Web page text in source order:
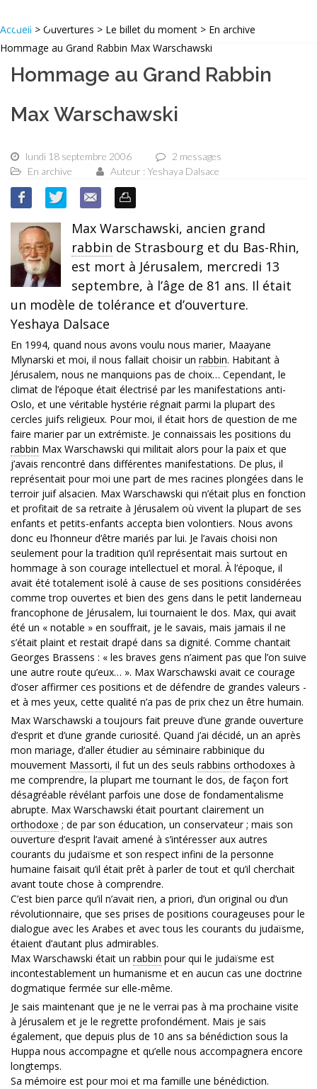
Accueil > Ouvertures > Le billet du moment > En archive
Hommage au Grand Rabbin Max Warschawski
Hommage au Grand Rabbin
Max Warschawski
lundi 18 septembre 2006
2 messages
En archive
Auteur : Yeshaya Dalsace
Max Warschawski, ancien grand
rabbin de Strasbourg et du Bas-Rhin,
est mort à Jérusalem, mercredi 13
septembre, à l’âge de 81 ans. Il était
un modèle de tolérance et d’ouverture.
Yeshaya Dalsace
En 1994, quand nous avons voulu nous marier, Maayane
Mlynarski et moi, il nous fallait choisir un rabbin. Habitant à
Jérusalem, nous ne manquions pas de choix… Cependant, le
climat de l’époque était électrisé par les manifestations anti-
Oslo, et une véritable hystérie régnait parmi la plupart des
cercles juifs religieux. Pour moi, il était hors de question de me
faire marier par un extrémiste. Je connaissais les positions du
rabbin Max Warschawski qui militait alors pour la paix et que
j’avais rencontré dans différentes manifestations. De plus, il
représentait pour moi une part de mes racines plongées dans le
terroir juif alsacien. Max Warschawski qui n’était plus en fonction
et profitait de sa retraite à Jérusalem où vivent la plupart de ses
enfants et petits-enfants accepta bien volontiers. Nous avons
donc eu l’honneur d’être mariés par lui. Je l’avais choisi non
seulement pour la tradition qu’il représentait mais surtout en
hommage à son courage intellectuel et moral. À l’époque, il
avait été totalement isolé à cause de ses positions considérées
comme trop ouvertes et bien des gens dans le petit landerneau
francophone de Jérusalem, lui tournaient le dos. Max, qui avait
été un « notable » en souffrait, je le savais, mais jamais il ne
s’était plaint et restait drapé dans sa dignité. Comme chantait
Georges Brassens : « les braves gens n’aiment pas que l’on suive
une autre route qu’eux… ». Max Warschawski avait ce courage
d’oser affirmer ces positions et de défendre de grandes valeurs -
et à mes yeux, cette qualité n’a pas de prix chez un être humain.
Max Warschawski a toujours fait preuve d’une grande ouverture
d’esprit et d’une grande curiosité. Quand j’ai décidé, un an après
mon mariage, d’aller étudier au séminaire rabbinique du
mouvement Massorti, il fut un des seuls rabbins orthodoxes à
me comprendre, la plupart me tournant le dos, de façon fort
désagréable révélant parfois une dose de fondamentalisme
abrupte. Max Warschawski était pourtant clairement un
orthodoxe ; de par son éducation, un conservateur ; mais son
ouverture d’esprit l’avait amené à s’intéresser aux autres
courants du judaïsme et son respect infini de la personne
humaine faisait qu’il était prêt à parler de tout et qu’il cherchait
avant toute chose à comprendre.
C’est bien parce qu’il n’avait rien, a priori, d’un original ou d’un
révolutionnaire, que ses prises de positions courageuses pour le
dialogue avec les Arabes et avec tous les courants du judaïsme,
étaient d’autant plus admirables.
Max Warschawski était un rabbin pour qui le judaïsme est
incontestablement un humanisme et en aucun cas une doctrine
dogmatique fermée sur elle-même.
Je sais maintenant que je ne le verrai pas à ma prochaine visite
à Jérusalem et je le regrette profondément. Mais je sais
également, que depuis plus de 10 ans sa bénédiction sous la
Huppa nous accompagne et qu’elle nous accompagnera encore
longtemps.
Sa mémoire est pour moi et ma famille une bénédiction.